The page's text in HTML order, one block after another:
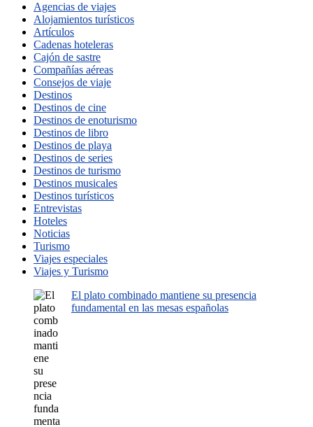
Agencias de viajes
Alojamientos turísticos
Artículos
Cadenas hoteleras
Cajón de sastre
Compañías aéreas
Consejos de viaje
Destinos
Destinos de cine
Destinos de enoturismo
Destinos de libro
Destinos de playa
Destinos de series
Destinos de turismo
Destinos musicales
Destinos turísticos
Entrevistas
Hoteles
Noticias
Turismo
Viajes especiales
Viajes y Turismo
El plato combinado mantiene su presencia
fundamental en las mesas españolas